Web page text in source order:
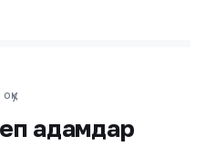
адамдар